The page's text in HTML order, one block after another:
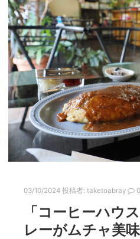
03/10/2024 投稿者: taketoabray 0
「コーヒーハウ
レーがムチャ美